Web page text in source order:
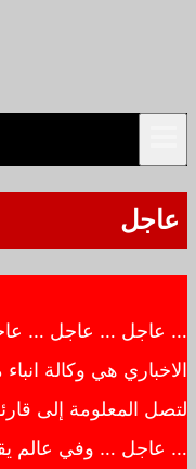
عاجل
… عاجل … عاجل …
الاخباري هي وكالة
لتصل المعلومة إلى
… عاجل … وفي عالم